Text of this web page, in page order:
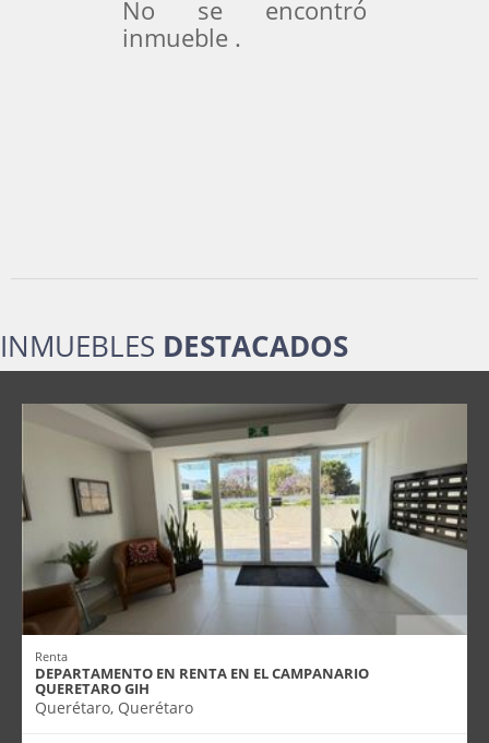
No se encontró
inmueble .
INMUEBLES DESTACADOS
Renta
DEPARTAMENTO EN RENTA EN EL CAMPANARIO
QUERETARO GIH
Querétaro, Querétaro